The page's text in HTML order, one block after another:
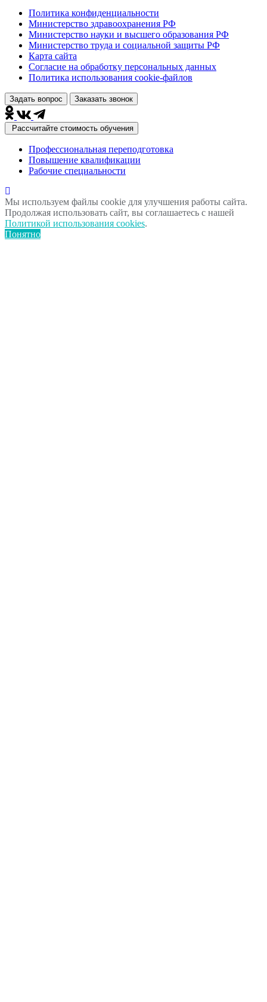
Политика конфиденциальности
Министерство здравоохранения РФ
Министерство науки и высшего образования РФ
Министерство труда и социальной защиты РФ
Карта сайта
Согласие на обработку персональных данных
Политика использования сookie-файлов
Задать вопрос Заказать звонок
Рассчитайте стоимость обучения
Профессиональная переподготовка
Повышение квалификации
Рабочие специальности
Мы используем файлы cookie для улучшения работы сайта.
Продолжая использовать сайт, вы соглашаетесь с нашей
Политикой использования cookies.
Понятно